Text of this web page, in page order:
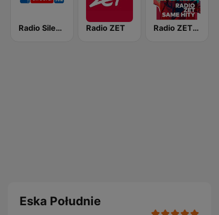
Radio Silesia Radio ZET Radio ZET Hits
Eska Południe